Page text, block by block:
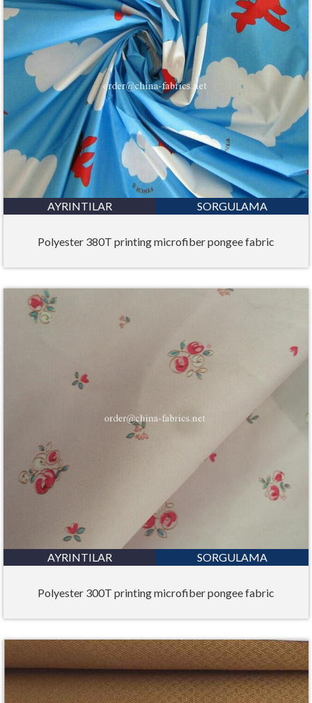
AYRINTILAR SORGULAMA
Polyester 380T printing microfiber pongee fabric
AYRINTILAR SORGULAMA
Polyester 300T printing microfiber pongee fabric